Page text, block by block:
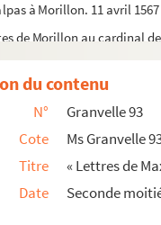
à Morillon. 11 avril 1567
de Morillon au cardinal
prévôt Morillon. Tournai,
de Morillon au cardinal
prisonniers attrapez en
de Morillon au cardinal
de Saulx, prêtre. La
du contenu
N°
Granvelle 93
Cote
Ms Granvelle
Titre
« Lettres de
Date
Seconde